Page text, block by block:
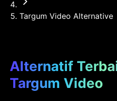
Targum Video Alternative
Alternatif
Targum Video